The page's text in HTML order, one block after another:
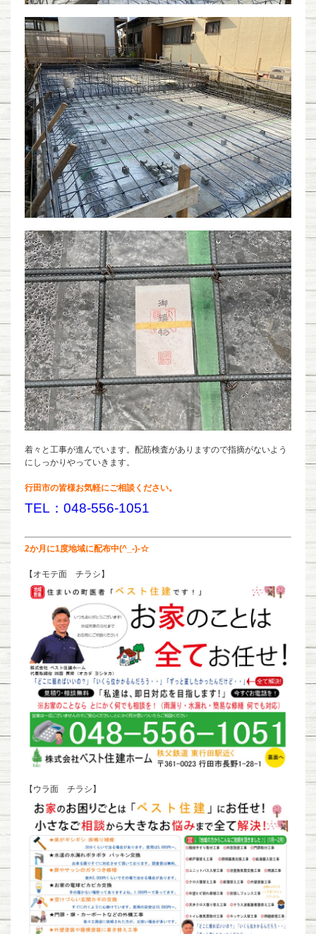
着々と工事が進んでいます。配筋検査がありますので指摘がないよう
にしっかりやっていきます。
行田市の皆様お気軽にご相談ください。
TEL：048-556-1051
2か月に1度地域に配布中(^_-)-☆
【オモテ面 チラシ】
【ウラ面 チラシ】